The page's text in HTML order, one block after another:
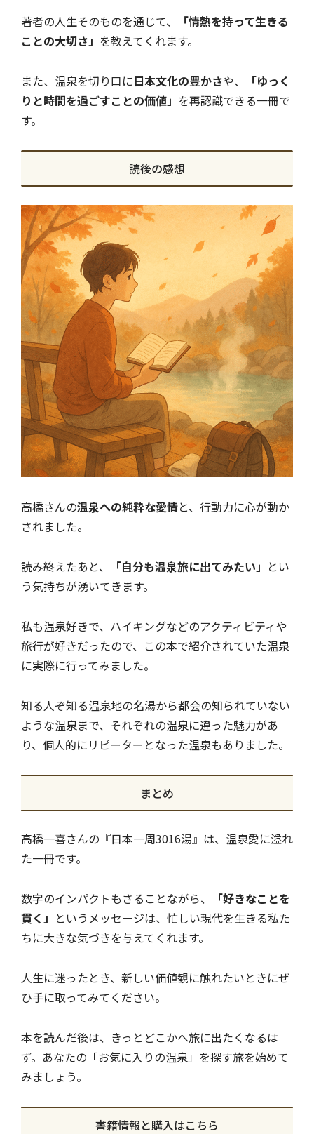
著者の人生そのものを通じて、
「情熱を持って生きる
ことの大切さ」 を教えてくれます。
また、温泉を切り口に日本文化の豊かさや、
「ゆっく
りと時間を過ごすことの価値」 を再認識できる一冊で
す。
読後の感想
高橋さんの温泉への純粋な愛情と、行動力に心が動か
されました。
読み終えたあと、 「自分も温泉旅に出てみたい」 とい
う気持ちが湧いてきます。
私も温泉好きで、ハイキングなどのアクティビティや
旅行が好きだったので、この本で紹介されていた温泉
に実際に行ってみました。
知る人ぞ知る温泉地の名湯から都会の知られていない
ような温泉まで、それぞれの温泉に違った魅力があ
り、個人的にリピーターとなった温泉もありました。
まとめ
高橋一喜さんの『日本一周3016湯』は、温泉愛に溢れ
た一冊です。
数字のインパクトもさることながら、
「好きなことを
貫く」 というメッセージは、忙しい現代を生きる私た
ちに大きな気づきを与えてくれます。
人生に迷ったとき、新しい価値観に触れたいときにぜ
ひ手に取ってみてください。
本を読んだ後は、きっとどこかへ旅に出たくなるは
ず。あなたの「お気に入りの温泉」を探す旅を始めて
みましょう。
書籍情報と購入はこちら